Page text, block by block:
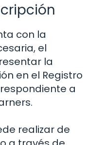
con la
el
la
en el Registro
a
realizar de